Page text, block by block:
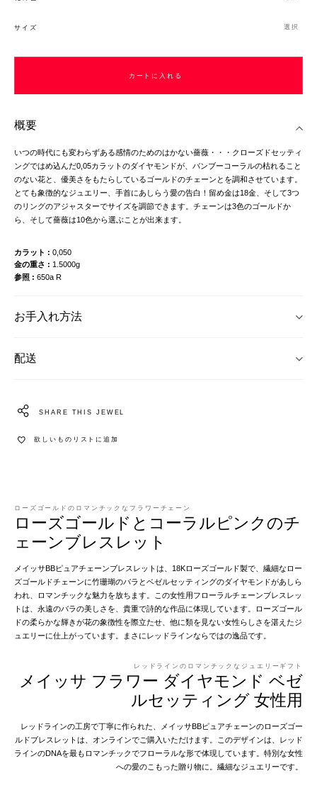
サイズ 選択
カートに入れる
概要
いつの時代にも変わらずある感情のためのはかない薔薇・・・クローズドセッティ
ングではめ込んだ0,05カラットのダイヤモンドが、バンブーコーラルの枯れること
のない花と、優美さをもたらしているゴールドのチェーンとを調和させています。
とても象徴的なジュエリー、手首にあしらう愛の告白！留め金は18金、そして3つ
のリングのアジャスターでサイズを調節できます。チェーンは3色のゴールドか
ら、そして薔薇は10色から選ぶことが出来ます。
カラット
0,050
金の重さ
1.5000g
参照
650a R
お手入れ方法
配送
SHARE THIS JEWEL
欲しいものリストに追加
ローズゴールドのロマンチックなフラワーチェーン
ローズゴールドとコーラルピンクのチ
ェーンブレスレット
メイッサBBピュアチェーンブレスレットは、18Kローズゴールド製で、繊細なロー
ズゴールドチェーンに竹珊瑚のバラとベゼルセッティングのダイヤモンドがあしら
われ、ロマンチックな魅力を放ちます。この女性用フローラルチェーンブレスレッ
トは、永遠のバラの美しさを、貴重で詩的な作品に体現しています。ローズゴール
ドの柔らかな輝きが花の象徴性を際立たせ、他に類を見ない女性らしさを湛えたジ
ュエリーに仕上がっています。まさにレッドラインならではの逸品です。
レッドラインのロマンチックなジュエリーギフト
メイッサ フラワー ダイヤモンド ベゼ
ルセッティング 女性用
レッドラインの工房で丁寧に作られた、メイッサBBピュアチェーンのローズゴー
ルドブレスレットは、オンラインでご購入いただけます。このデザインは、レッド
ラインのDNAを最もロマンチックでフローラルな形で体現しています。特別な女性
への愛のこもった贈り物に。繊細なジュエリーです。